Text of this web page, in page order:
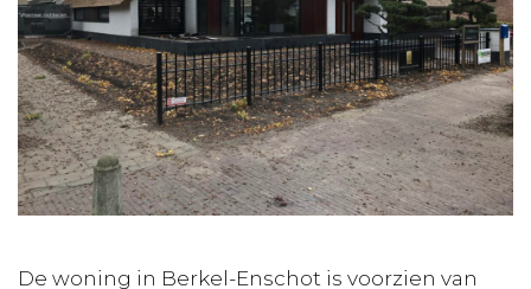
De woning in Berkel-Enschot is voorzien van